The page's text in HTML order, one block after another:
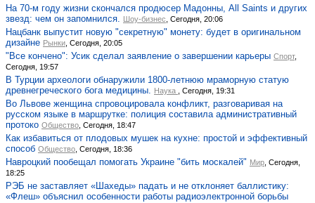
На 70-м году жизни скончался продюсер Мадонны, All Saints и других
звезд: чем он запомнился.
Шоу-бизнес , Сегодня, 20:06
Нацбанк выпустит новую "секретную" монету: будет в оригинальном
дизайне Рынки , Сегодня, 20:05
"Все кончено": Усик сделал заявление о завершении карьеры Спорт,
Сегодня, 19:57
В Турции археологи обнаружили 1800-летнюю мраморную статую
древнегреческого бога медицины.
Наука , Сегодня, 19:31
Во Львове женщина спровоцировала конфликт, разговаривая на
русском языке в маршрутке: полиция составила административный
протоко Общество , Сегодня, 18:47
Как избавиться от плодовых мушек на кухне: простой и эффективный
способ Общество , Сегодня, 18:36
Навроцкий пообещал помогать Украине "бить москалей" Мир , Сегодня,
18:25
РЭБ не заставляет «Шахеды» падать и не отклоняет баллистику:
«Флеш» объяснил особенности работы радиоэлектронной борьбы